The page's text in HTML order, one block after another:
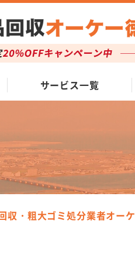
サービス一覧
収・粗大ゴミ処分業者オー